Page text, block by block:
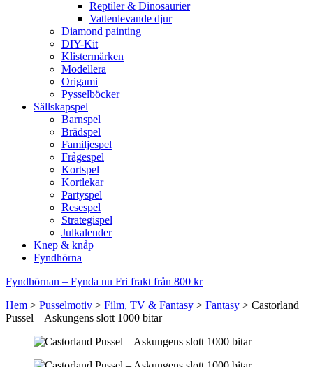
Reptiler & Dinosaurier
Vattenlevande djur
Diamond painting
DIY-Kit
Klistermärken
Modellera
Origami
Pysselböcker
Sällskapspel
Barnspel
Brädspel
Familjespel
Frågespel
Kortspel
Kortlekar
Partyspel
Resespel
Strategispel
Julkalender
Knep & knåp
Fyndhörna
Fyndhörnan – Fynda nu Fri frakt från 800 kr
Hem > Pusselmotiv > Film, TV & Fantasy > Fantasy > Castorland
Pussel – Askungens slott 1000 bitar